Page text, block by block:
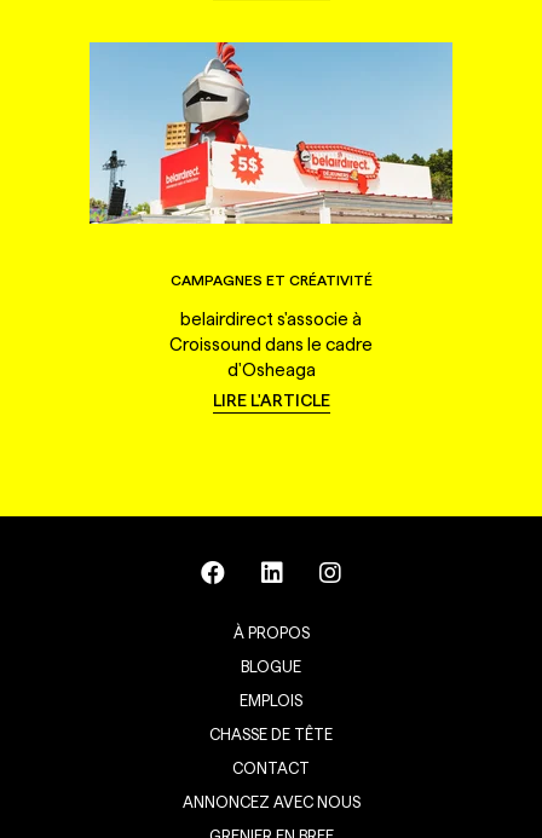
CAMPAGNES ET CRÉATIVITÉ
belairdirect s'associe à
Croissound dans le cadre
d'Osheaga
LIRE L'ARTICLE
À PROPOS
BLOGUE
EMPLOIS
CHASSE DE TÊTE
CONTACT
ANNONCEZ AVEC NOUS